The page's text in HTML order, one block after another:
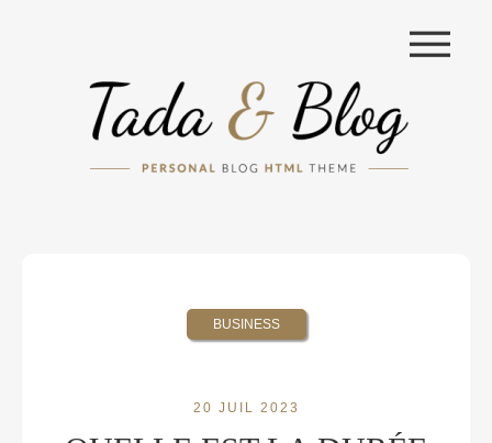
|||
BUSINESS
20 JUIL 2023